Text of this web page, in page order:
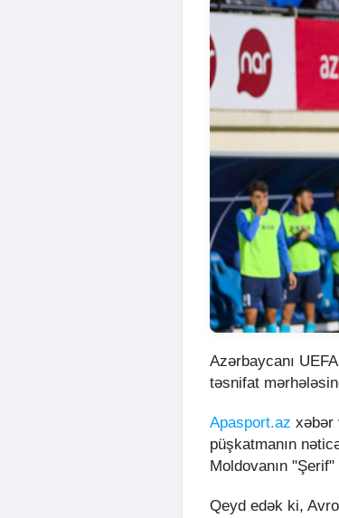
Azərbaycanı
təsnifat
Apasport.az xəbər
püşkatmanın
Moldovanın
Qeyd edək ki,